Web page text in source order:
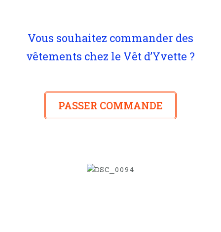
Vous souhaitez commander des
vêtements chez le Vêt d’Yvette ?
PASSER COMMANDE